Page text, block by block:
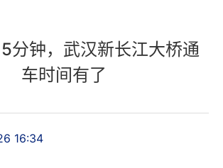
分钟，武汉新长江大桥通
车时间有了
16:34